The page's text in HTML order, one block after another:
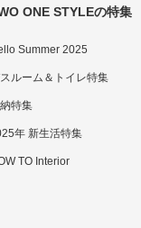
ONE STYLEの特集
Summer 2025
ルーム＆トイレ特集
特集
年 新生活特集
TO Interior